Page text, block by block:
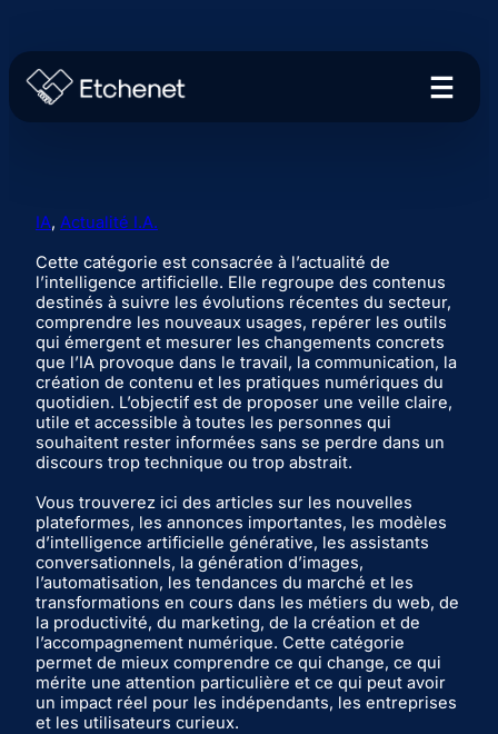
IA, Actualité I.A.
Cette catégorie est consacrée à l’actualité de
l’intelligence artificielle. Elle regroupe des contenus
destinés à suivre les évolutions récentes du secteur,
comprendre les nouveaux usages, repérer les outils
qui émergent et mesurer les changements concrets
que l’IA provoque dans le travail, la communication, la
création de contenu et les pratiques numériques du
quotidien. L’objectif est de proposer une veille claire,
utile et accessible à toutes les personnes qui
souhaitent rester informées sans se perdre dans un
discours trop technique ou trop abstrait.
Vous trouverez ici des articles sur les nouvelles
plateformes, les annonces importantes, les modèles
d’intelligence artificielle générative, les assistants
conversationnels, la génération d’images,
l’automatisation, les tendances du marché et les
transformations en cours dans les métiers du web, de
la productivité, du marketing, de la création et de
l’accompagnement numérique. Cette catégorie
permet de mieux comprendre ce qui change, ce qui
mérite une attention particulière et ce qui peut avoir
un impact réel pour les indépendants, les entreprises
et les utilisateurs curieux.